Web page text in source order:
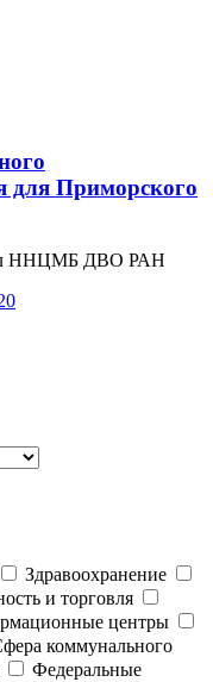
для Приморского
ННЦМБ ДВО РАН
Здравоохранение
и торговля
центры
коммунального
Федеральные